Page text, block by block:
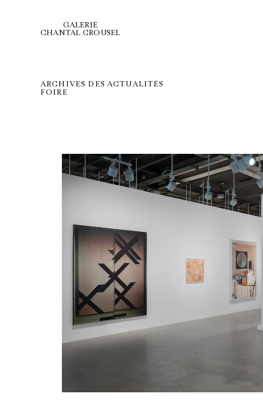
GALERIE
CHANTAL CROUSEL
ARCHIVES DES ACTUALITÉS
FOIRE